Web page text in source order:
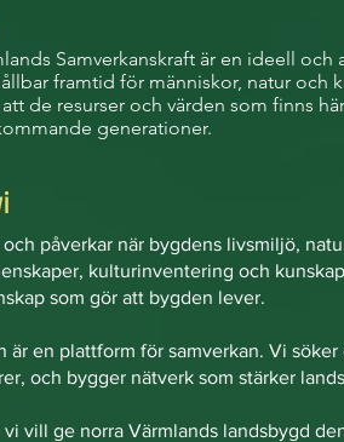
Samverkanskraft är en ideell
framtid för människor, natur och
de resurser och värden som finns
generationer.
påverkar när bygdens livsmiljö,
kulturinventering och
som gör att bygden lever.
är en plattform för samverkan. Vi
och bygger nätverk som stärker
vi vill ge norra Värmlands landsbygd